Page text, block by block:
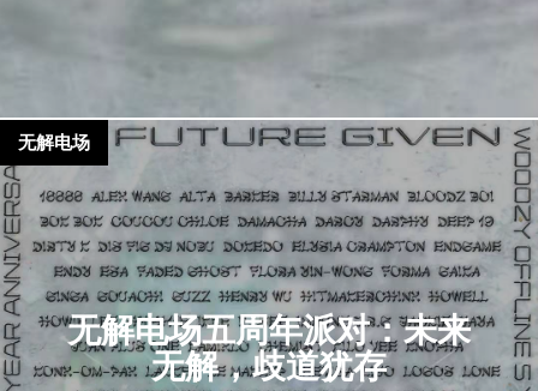
无解电场五周年派对：未来
无解，歧道犹存
无解电场